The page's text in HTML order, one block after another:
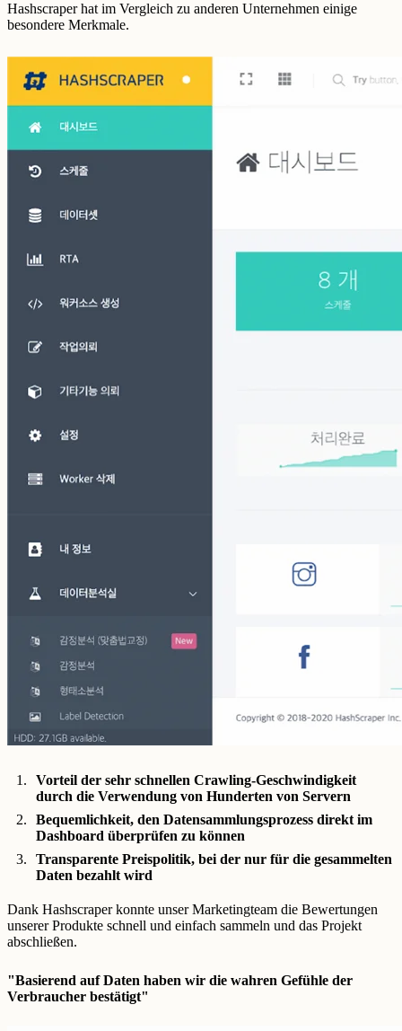
Hashscraper hat im Vergleich zu anderen Unternehmen einige
besondere Merkmale.
Vorteil der sehr schnellen Crawling-Geschwindigkeit
durch die Verwendung von Hunderten von Servern
Bequemlichkeit, den Datensammlungsprozess direkt im
Dashboard überprüfen zu können
Transparente Preispolitik, bei der nur für die gesammelten
Daten bezahlt wird
Dank Hashscraper konnte unser Marketingteam die Bewertungen
unserer Produkte schnell und einfach sammeln und das Projekt
abschließen.
"Basierend auf Daten haben wir die wahren Gefühle der
Verbraucher bestätigt"